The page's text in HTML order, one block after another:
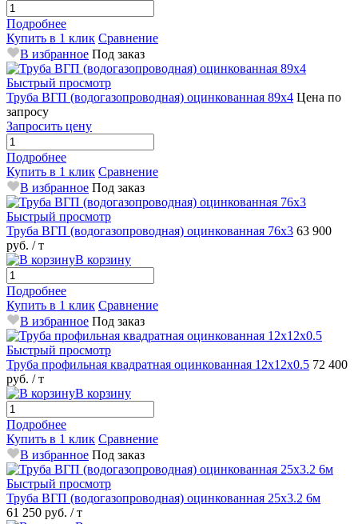
Подробнее
Купить в 1 клик Сравнение
В избранное Под заказ
Быстрый просмотр
Труба ВГП (водогазопроводная) оцинкованная 89х4 Цена по
запросу
Запросить цену
Подробнее
Купить в 1 клик Сравнение
В избранное Под заказ
Быстрый просмотр
Труба ВГП (водогазопроводная) оцинкованная 76х3 63 900
руб. / т
В корзину
Подробнее
Купить в 1 клик Сравнение
В избранное Под заказ
Быстрый просмотр
Труба профильная квадратная оцинкованная 12х12х0.5 72 400
руб. / т
В корзину
Подробнее
Купить в 1 клик Сравнение
В избранное Под заказ
Быстрый просмотр
Труба ВГП (водогазопроводная) оцинкованная 25х3.2 6м
61 250 руб. / т